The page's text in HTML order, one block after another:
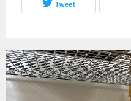
Tweet